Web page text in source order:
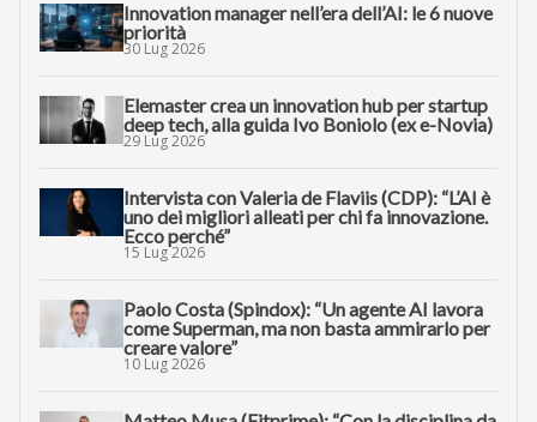
Innovation manager nell’era dell’AI: le 6 nuove
priorità
30 Lug 2026
Elemaster crea un innovation hub per startup
deep tech, alla guida Ivo Boniolo (ex e-Novia)
29 Lug 2026
Intervista con Valeria de Flaviis (CDP): “L’AI è
uno dei migliori alleati per chi fa innovazione.
Ecco perché”
15 Lug 2026
Paolo Costa (Spindox): “Un agente AI lavora
come Superman, ma non basta ammirarlo per
creare valore”
10 Lug 2026